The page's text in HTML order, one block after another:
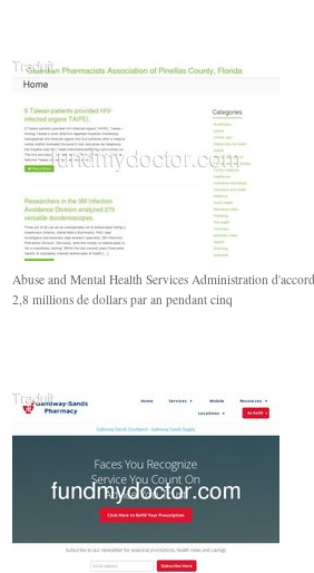
Abuse and Mental Health Services Administration
2,8 millions de dollars par an pendant cinq